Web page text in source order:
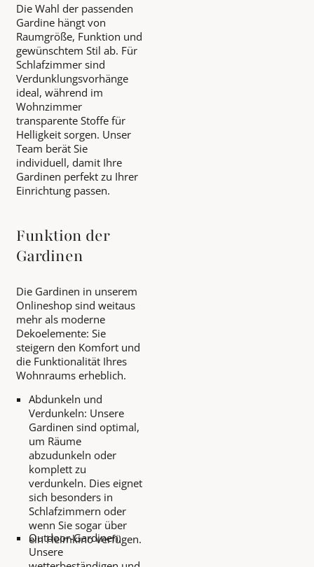
Die Wahl der passenden
Gardine hängt von
Raumgröße, Funktion und
gewünschtem Stil ab. Für
Schlafzimmer sind
Verdunklungsvorhänge
ideal, während im
Wohnzimmer
transparente Stoffe für
Helligkeit sorgen. Unser
Team berät Sie
individuell, damit Ihre
Gardinen perfekt zu Ihrer
Einrichtung passen.
Funktion der
Gardinen
Die Gardinen in unserem
Onlineshop sind weitaus
mehr als moderne
Dekoelemente: Sie
steigern den Komfort und
die Funktionalität Ihres
Wohnraums erheblich.
Abdunkeln und
Verdunkeln: Unsere
Gardinen sind optimal,
um Räume
abzudunkeln oder
komplett zu
verdunkeln. Dies eignet
sich besonders in
Schlafzimmern oder
wenn Sie sogar über
ein Heimkino verfügen.
Outdoor-Gardinen:
Unsere